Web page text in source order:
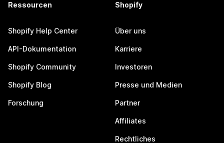
Ressourcen
Shopify Help Center
API-Dokumentation
Shopify Community
Shopify Blog
Forschung
Shopify
Über uns
Karriere
Investoren
Presse und Medien
Partner
Affiliates
Rechtliches